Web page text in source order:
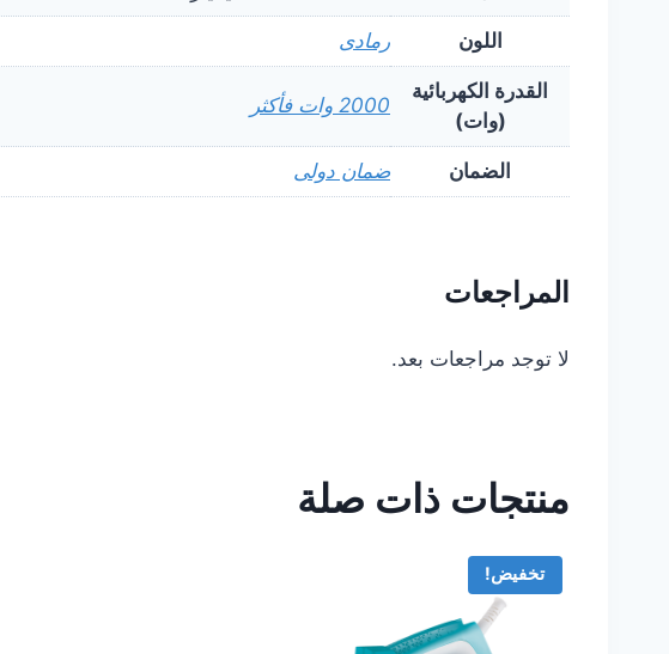
اللون رمادى
القدرة الكهربائية
(وات)
2000 وات فأكثر
الضمان ضمان دولى
المراجعات
لا توجد مراجعات بعد.
منتجات ذات صلة
تخفيض!